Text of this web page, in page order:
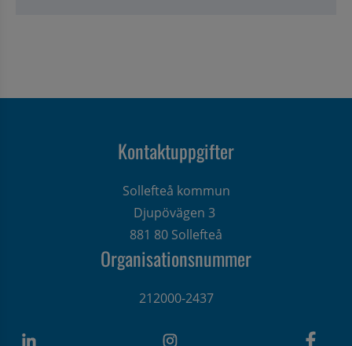
Kontaktuppgifter
Sollefteå kommun
Djupövägen 3
881 80 Sollefteå
Organisationsnummer
212000-2437